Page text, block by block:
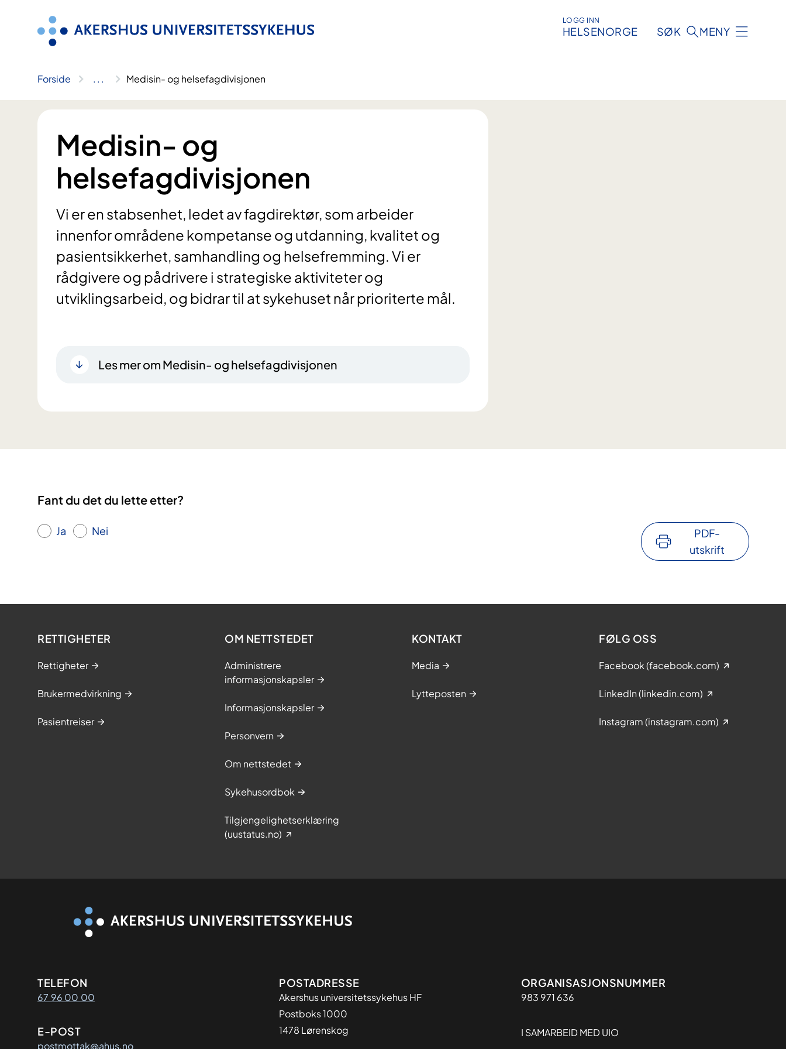
LOGG INN
HELSENORGE SØK MENY
Forside .. . Medisin- og helsefagdivisjonen​
Medisin- og
helsefagdivisjonen​
Vi er en stabsenhet, ledet av fagdirektør, som arbeider
innenfor områdene kompetanse og utdanning, kvalitet og
pasientsikkerhet, samhandling og helsefremming. Vi er
rådgivere og pådrivere i strategiske aktiviteter og
utviklingsarbeid, og bidrar til at sykehuset når prioriterte mål.
Les mer om Medisin- og helsefagdivisjonen​
Fant du det du lette etter?
Ja Nei
PDF-
utskrift
RETTIGHETER
Rettigheter
Brukermedvirkning
Pasientreiser
OM NETTSTEDET
Administrere
informasjonskapsler
Informasjonskapsler
Personvern
Om nettstedet
Sykehusordbok
Tilgjengelighetserklæring
(uustatus.no)
KONTAKT
Media
Lytteposten
FØLG OSS
Facebook (facebook.com)
LinkedIn (linkedin.com)
Instagram (instagram.com)
Kontaktinformasjon
TELEFON
67 96 00 00
E-POST
postmottak@ahus.no
Adresse
POSTADRESSE
Akershus universitetssykehus HF
Postboks 1000
1478 Lørenskog
Organisasjon
ORGANISASJONSNUMMER
983 971 636
I SAMARBEID MED UIO